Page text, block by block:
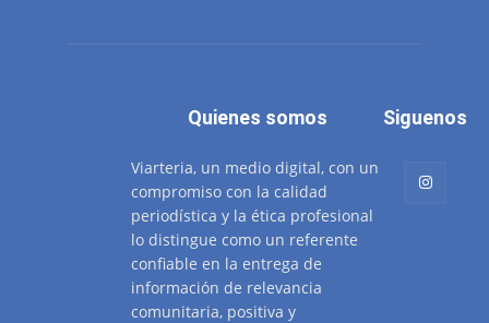
Quienes somos
Viarteria, un medio digital, con un
compromiso con la calidad
periodística y la ética profesional
lo distingue como un referente
confiable en la entrega de
información de relevancia
comunitaria, positiva y
Siguenos